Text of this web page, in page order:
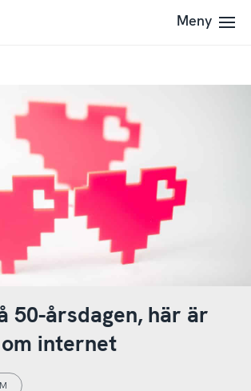
Meny
50-årsdagen, här är
internet